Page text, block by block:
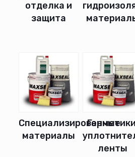
отделка и
защита
Специализированные
материалы
ленты